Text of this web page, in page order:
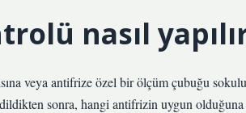
nasıl
veya antifrize özel bir ölçüm çubuğu
sonra, hangi antifrizin uygun